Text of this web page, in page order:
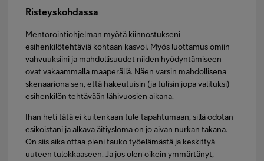
Risteyskohdassa
Mentorointiohjelman myötä kiinnostukseni
esihenkilötehtäviä kohtaan kasvoi. Myös luottamus omiin
vahvuuksiini ja mahdollisuudet niiden hyödyntämiseen
ovat vakaammalla maaperällä. Näen varsin mahdollisena
skenaariona sen, että hakeutuisin (ja tulisin jopa valituksi)
esihenkilön tehtävään lähivuosien aikana.
Ihan heti tätä ei kuitenkaan tule tapahtumaan, sillä odotan
esikoistani ja alkava äitiysloma on jo aivan nurkan takana.
On siis aika ottaa pieni tauko työelämästä ja keskittyä
uuteen tulokkaaseen. Ja jos olen oikein ymmärtänyt,